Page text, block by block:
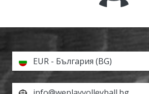
EUR - България (BG)